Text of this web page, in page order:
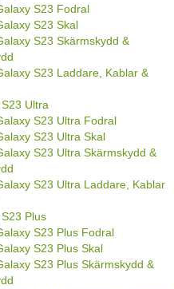
S23 Fodral
S23 Skal
S23 Skärmskydd &
S23 Laddare, Kablar &
Ultra
S23 Ultra Fodral
S23 Ultra Skal
S23 Ultra Skärmskydd &
S23 Ultra Laddare, Kablar
Plus
S23 Plus Fodral
S23 Plus Skal
S23 Plus Skärmskydd &